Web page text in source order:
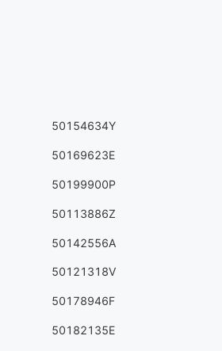
50154634Y
50169623E
50199900P
50113886Z
50142556A
50121318V
50178946F
50182135E